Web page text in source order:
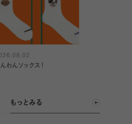
わんソックス！
もっとみる